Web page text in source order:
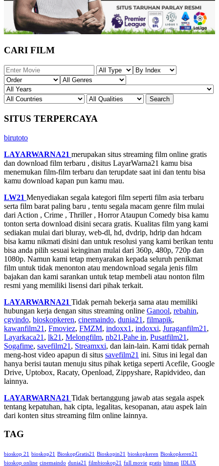
CARI FILM
SITUS TERPERCAYA
birutoto
LAYARWARNA21 merupakan situs streaming film online gratis
dan download film terbaru , disitus LayarWarna21 kamu bisa
menemukan film-film terbaru dan terupdate saat ini dan tentu bisa
kamu download kapan pun kamu mau.
LW21 Menyediakan segala kategori film seperti film asia terbaru
serta film barat paling baru , tentu segala macam genre film mulai
dari Action , Crime , Thriller , Horror Ataupun Comedy bisa kamu
tonton serta download disini secara gratis. Kualitas film yang kami
sediakan mulai dari bluray, web-dl, hd, dvdrip, hdrip dan hdcam
bisa kamu nikmati disini dan untuk resolusi yang kami berikan tentu
bisa anda pilih sesuai keinginan mulai dari 360p, 480p, 720p dan
1080p. Namun kami tetap menyarakan kepada seluruh penikmat
film untuk tidak menonton atau mendownload segala jenis film
bajakan dan kami sarankan untuk tetap membeli atau nonton film
resmi yang memiliki lisensi dari pihak terkait.
LAYARWARNA21 Tidak pernah bekerja sama atau memiliki
hubungan kerja dengan situs streaming online Ganool, rebahin,
cgvindo, bioskopkeren, cinemaindo, dunia21 , filmapik,
kawanfilm21 , Fmoviez, FMZM, indoxx1 , indoxxi, Juraganfilm21 ,
Layarkaca21 , lk21 , Melongfilm, nb21 ,Pahe in, Pusatfilm21 ,
Sogafime, savefilm21 , Streamxxi, dan lain-lain. Kami tidak pernah
meng-host video apapun di situs savefilm21 ini. Situs ini legal dan
hanya berisi tautan menuju situs pihak ketiga seperti Acefile, Google
Drive, Uptobox, Racaty, Openload, Zippyshare, Rapidvideo, dan
lainnya.
LAYARWARNA21 Tidak bertanggung jawab atas segala aspek
tentang kepatuhan, hak cipta, legalitas, kesopanan, atau aspek lain
dari konten situs streaming film online lainnya.
TAG
bioskop 21 bioskop21 BioskopGratis21 Bioskopin21 bioskopkeren Bioskopkeren21
bioskop online cinemaindo dunia21 filmbioskop21 full movie gratis hitman IDLIX